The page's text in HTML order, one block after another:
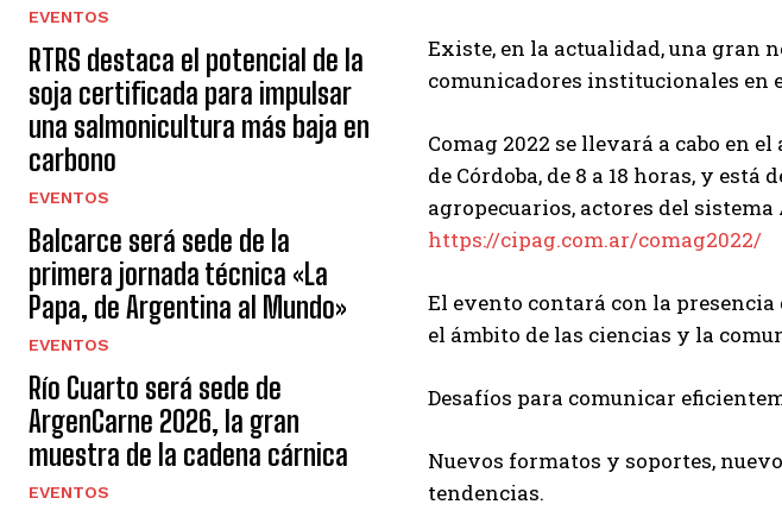
Suscribite al
QUIERO
Leí y acepto la Política de
EVENTOS
RTRS destaca el potencial de la
soja certificada para impulsar
una salmonicultura más baja en
carbono
EVENTOS
Balcarce será sede de la
primera jornada técnica «La
Papa, de Argentina al Mundo»
EVENTOS
Río Cuarto será sede de
ArgenCarne 2026, la gran
muestra de la cadena cárnica
EVENTOS
Existe, en la actualidad, una gran
comunicadores institucionales en
Comag 2022 se llevará a cabo en
de Córdoba, de 8 a 18 horas, y
agropecuarios, actores del
https://cipag.com.ar/comag2022/
El evento contará con la
el ámbito de las ciencias y la
Desafíos para comunicar
Nuevos formatos y soportes,
tendencias.